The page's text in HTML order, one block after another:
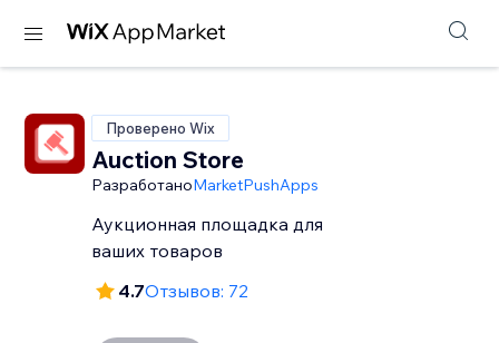
Проверено Wix
Auction Store
РазработаноMarketPushApps
Аукционная площадка для
ваших товаров
4.7Отзывов: 72